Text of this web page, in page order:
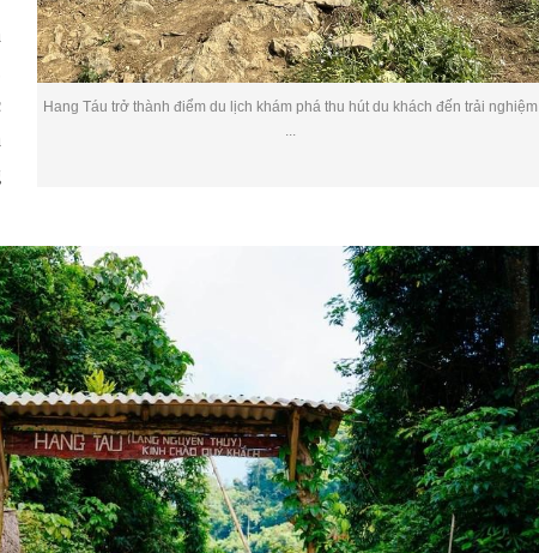
Hang Táu trở thành điểm du lịch khám phá thu hút du khách đến trải nghiệm